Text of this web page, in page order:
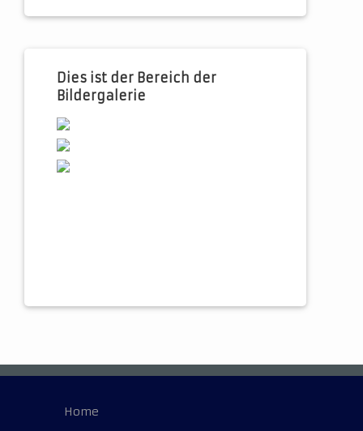
Dies ist der Bereich der
Bildergalerie
Home